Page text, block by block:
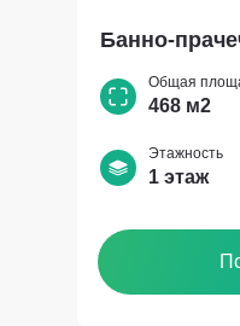
Банно-
Общая
468 м2
Этажность
1 этаж